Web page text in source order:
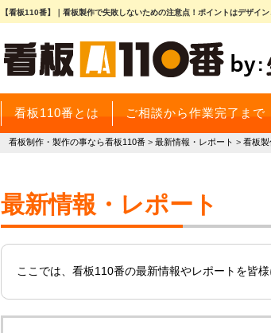
【看板110番】｜看板製作で失敗しないための注意点！ポイントはデザイ
看板110番とは ご相談から作業完了まで
看板制作・製作の事なら看板110番 > 最新情報・レポート > 看板
最新情報・レポート
ここでは、看板110番の最新情報やレポートを皆